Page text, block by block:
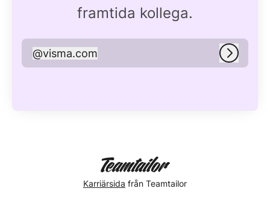
framtida kollega.
visma.com
@visma.com Logga
Karriärsida från Teamtailor